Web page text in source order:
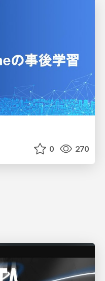
0 270